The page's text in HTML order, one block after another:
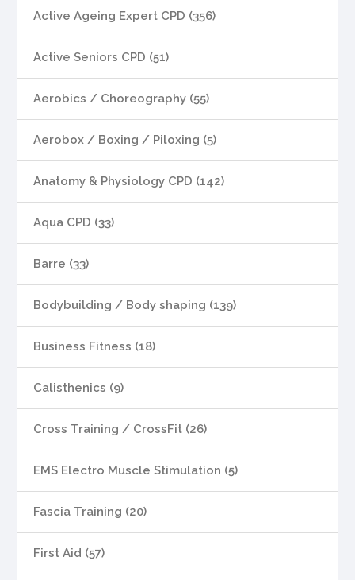
Active Ageing Expert CPD (356)
Active Seniors CPD (51)
Aerobics / Choreography (55)
Aerobox / Boxing / Piloxing (5)
Anatomy & Physiology CPD (142)
Aqua CPD (33)
Barre (33)
Bodybuilding / Body shaping (139)
Business Fitness (18)
Calisthenics (9)
Cross Training / CrossFit (26)
EMS Electro Muscle Stimulation (5)
Fascia Training (20)
First Aid (57)